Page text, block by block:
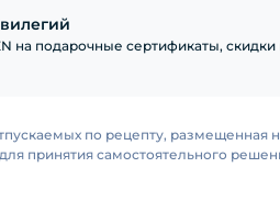
на подарочные сертификаты, скидки
по рецепту, размещенная
принятия самостоятельного